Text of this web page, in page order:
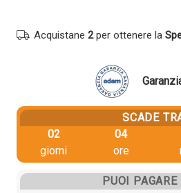
Acquistane 2per ottenere la
SCADE
02
giorni
04
ore
PUOI PAGARE